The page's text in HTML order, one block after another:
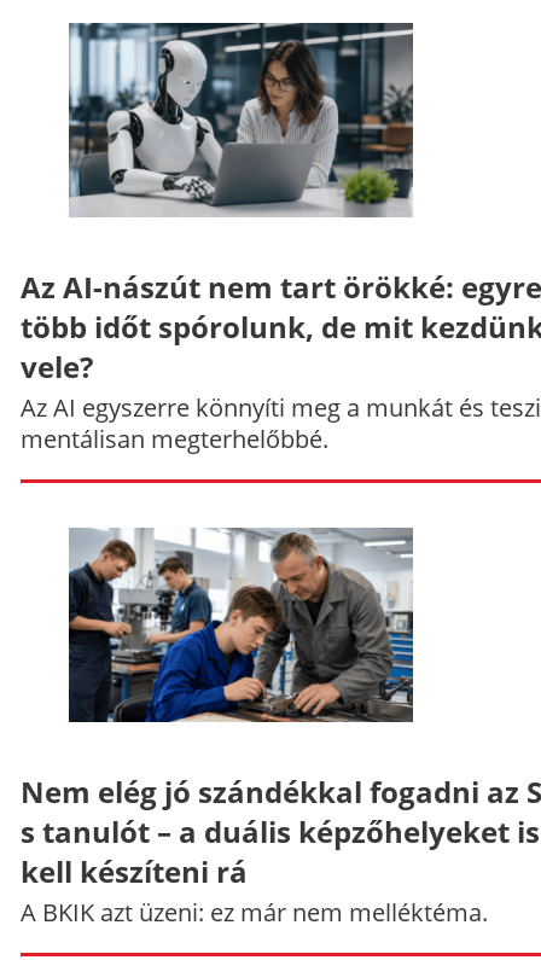
Az AI-nászút nem tart örökké: egyre
több időt spórolunk, de mit
vele?
Az AI egyszerre könnyíti meg a munkát és
mentálisan megterhelőbbé.
Nem elég jó szándékkal fogadni az
s tanulót – a duális képzőhelyeket
kell készíteni rá
A BKIK azt üzeni: ez már nem melléktéma.